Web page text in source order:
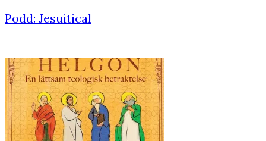
Podd: Jesuitical